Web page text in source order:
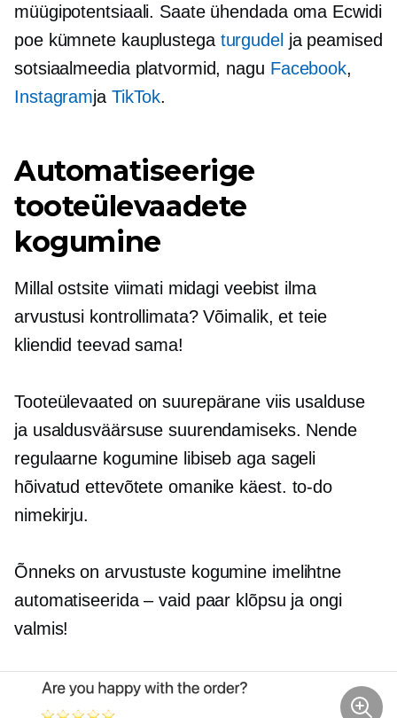
müügipotentsiaali. Saate ühendada oma Ecwidi
poe kümnete kauplustega turgudelja peamised
sotsiaalmeedia platvormid, nagu Facebook,
Instagramja TikTok.
Automatiseerige
tooteülevaadete
kogumine
Millal ostsite viimati midagi veebist ilma
arvustusi kontrollimata? Võimalik, et teie
kliendid teevad sama!
Tooteülevaated on suurepärane viis usalduse
ja usaldusväärsuse suurendamiseks. Nende
regulaarne kogumine libiseb aga sageli
hõivatud ettevõtete omanike käest. to-do
nimekirju.
Õnneks on arvustuste kogumine imelihtne
automatiseerida – vaid paar klõpsu ja ongi
valmis!